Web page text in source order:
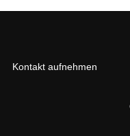
Kontakt aufnehmen